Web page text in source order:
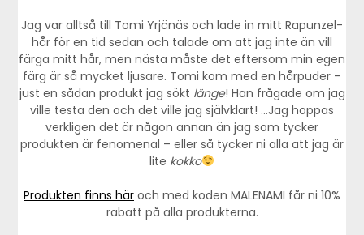
Jag var alltså till Tomi Yrjänäs och lade in mitt Rapunzel-
hår för en tid sedan och talade om att jag inte än vill
färga mitt hår, men nästa måste det eftersom min egen
färg är så mycket ljusare. Tomi kom med en hårpuder –
just en sådan produkt jag sökt länge! Han frågade om jag
ville testa den och det ville jag självklart! …Jag hoppas
verkligen det är någon annan än jag som tycker
produkten är fenomenal – eller så tycker ni alla att jag är
lite kokko
Produkten finns här och med koden MALENAMI får ni 10%
rabatt på alla produkterna.